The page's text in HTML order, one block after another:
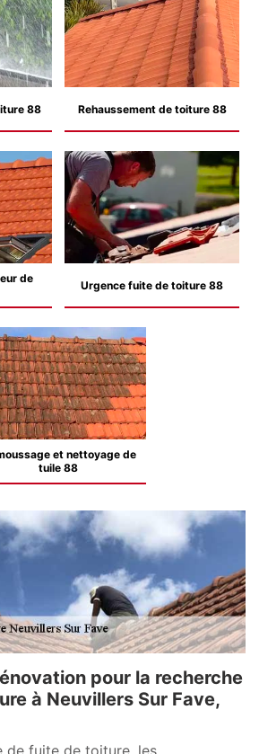
88 Rehaussement de toiture 88
de
Urgence fuite de toiture 88
et nettoyage de
tuile 88
pour la recherche
à Neuvillers Sur Fave,
de fuite de toiture, les